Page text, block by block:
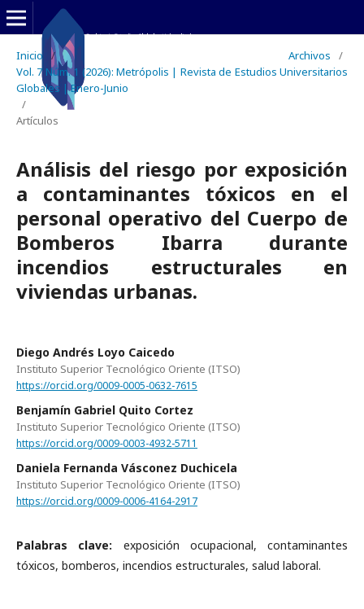
Inicio / Archivos
/
Vol. 7 Núm. 1 (2026): Metrópolis | Revista de Estudios Universitarios
Globales | Enero-Junio
/
Artículos
Análisis del riesgo por exposición
a contaminantes tóxicos en el
personal operativo del Cuerpo de
Bomberos Ibarra durante
incendios estructurales en
viviendas urbanas.
Diego Andrés Loyo Caicedo
Instituto Superior Tecnológico Oriente (ITSO)
https://orcid.org/0009-0005-0632-7615
Benjamín Gabriel Quito Cortez
Instituto Superior Tecnológico Oriente (ITSO)
https://orcid.org/0009-0003-4932-5711
Daniela Fernanda Vásconez Duchicela
Instituto Superior Tecnológico Oriente (ITSO)
https://orcid.org/0009-0006-4164-2917
Palabras clave: exposición ocupacional, contaminantes
tóxicos, bomberos, incendios estructurales, salud laboral.